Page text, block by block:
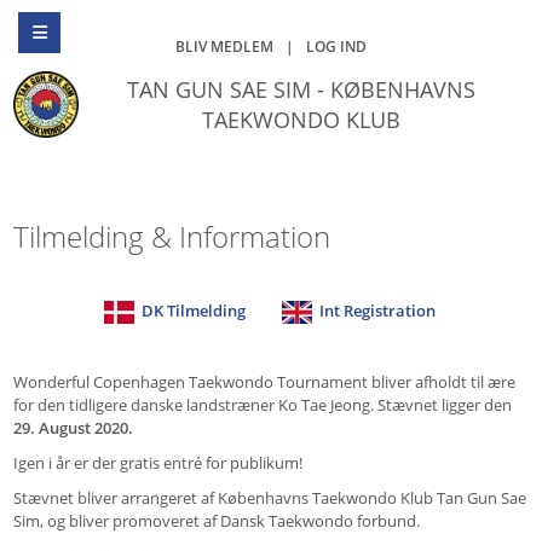
BLIV MEDLEM | LOG IND
TAN GUN SAE SIM - KØBENHAVNS
TAEKWONDO KLUB
Tilmelding & Information
DK Tilmelding Int Registration
Wonderful Copenhagen Taekwondo Tournament bliver afholdt til ære
for den tidligere danske landstræner Ko Tae Jeong. Stævnet ligger den
29. August 2020.
Igen i år er der gratis entré for publikum!
Stævnet bliver arrangeret af Københavns Taekwondo Klub Tan Gun Sae
Sim, og bliver promoveret af Dansk Taekwondo forbund.